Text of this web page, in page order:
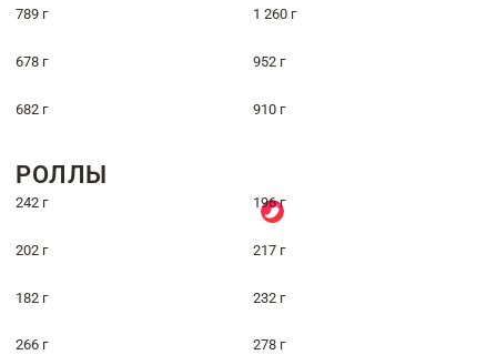
789 г 1 260 г
678 г 952 г
682 г 910 г
РОЛЛЫ
242 г 196 г
202 г 217 г
182 г 232 г
266 г 278 г